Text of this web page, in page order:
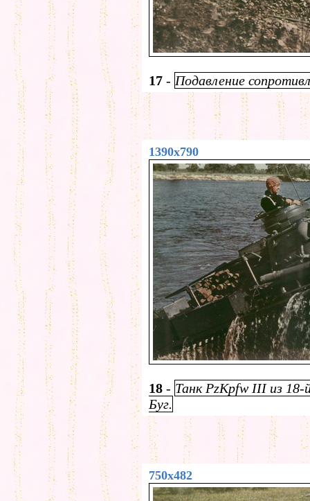
17 - Подавление
1390x790
18 - Танк PzKpfw III из 18-
Буг.
750x482